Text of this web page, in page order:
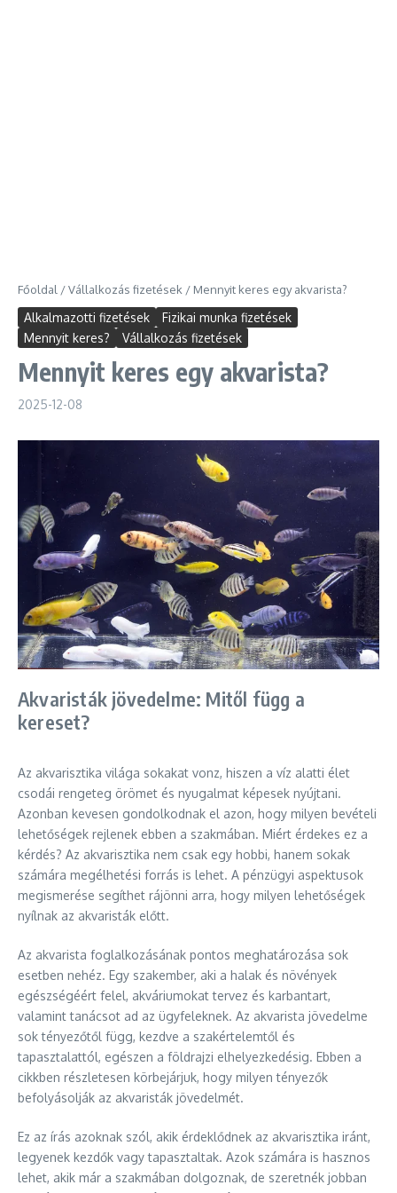
Főoldal /Vállalkozás fizetések / Mennyit keres egy akvarista?
Alkalmazotti fizetések
Fizikai munka fizetések
Mennyit keres?
Vállalkozás fizetések
Mennyit keres egy akvarista?
2025-12-08
Akvaristák jövedelme: Mitől függ a
kereset?
Az akvarisztika világa sokakat vonz, hiszen a víz alatti élet
csodái rengeteg örömet és nyugalmat képesek nyújtani.
Azonban kevesen gondolkodnak el azon, hogy milyen bevételi
lehetőségek rejlenek ebben a szakmában. Miért érdekes ez a
kérdés? Az akvarisztika nem csak egy hobbi, hanem sokak
számára megélhetési forrás is lehet. A pénzügyi aspektusok
megismerése segíthet rájönni arra, hogy milyen lehetőségek
nyílnak az akvaristák előtt.
Az akvarista foglalkozásának pontos meghatározása sok
esetben nehéz. Egy szakember, aki a halak és növények
egészségéért felel, akváriumokat tervez és karbantart,
valamint tanácsot ad az ügyfeleknek. Az akvarista jövedelme
sok tényezőtől függ, kezdve a szakértelemtől és
tapasztalattól, egészen a földrajzi elhelyezkedésig. Ebben a
cikkben részletesen körbejárjuk, hogy milyen tényezők
befolyásolják az akvaristák jövedelmét.
Ez az írás azoknak szól, akik érdeklődnek az akvarisztika iránt,
legyenek kezdők vagy tapasztaltak. Azok számára is hasznos
lehet, akik már a szakmában dolgoznak, de szeretnék jobban